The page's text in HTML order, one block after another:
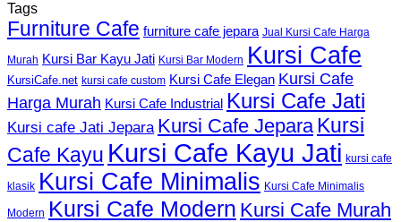
Tags
Furniture Cafe furniture cafe jepara Jual Kursi Cafe Harga
Murah Kursi Bar Kayu Jati Kursi Bar Modern Kursi Cafe
KursiCafe.net kursi cafe custom Kursi Cafe Elegan Kursi Cafe
Harga Murah Kursi Cafe Industrial Kursi Cafe Jati
Kursi cafe Jati Jepara Kursi Cafe Jepara Kursi
Cafe Kayu Kursi Cafe Kayu Jati kursi cafe
klasik Kursi Cafe Minimalis Kursi Cafe Minimalis
Modern Kursi Cafe Modern Kursi Cafe Murah